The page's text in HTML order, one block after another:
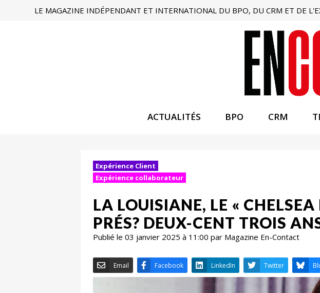
LE MAGAZINE INDÉPENDANT ET INTERNATIONAL DU BPO, DU CRM ET DE
ACTUALITÉS BPO CRM
Expérience Client
Expérience collaborateur
LA LOUISIANE, LE «
PRÉS? DEUX-CENT TROIS
Publié le 03 janvier 2025 à 11:00 par Magazine En-Contact